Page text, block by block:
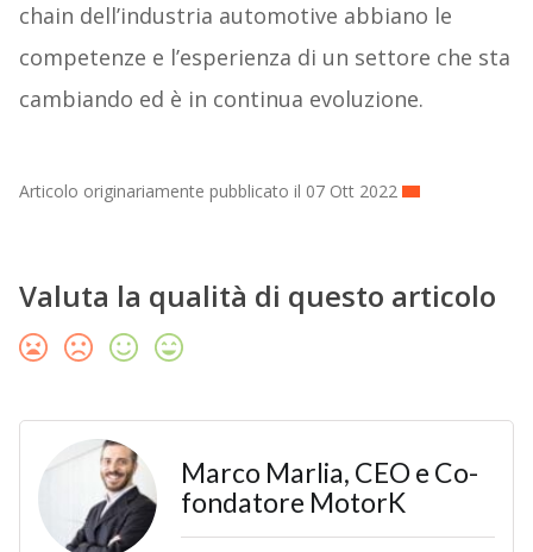
chain dell’industria automotive abbiano le
competenze e l’esperienza di un settore che sta
cambiando ed è in continua evoluzione.
Articolo originariamente pubblicato il 07 Ott 2022
Valuta la qualità di questo articolo
Marco Marlia, CEO e Co-
fondatore MotorK